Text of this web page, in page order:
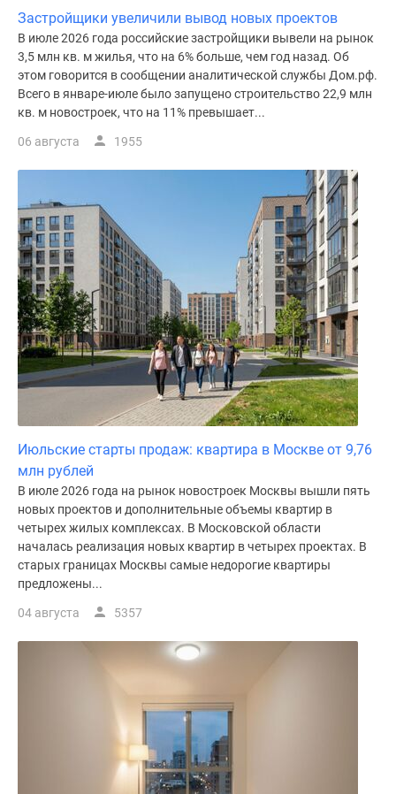
Застройщики увеличили вывод новых проектов
В июле 2026 года российские застройщики вывели на рынок
3,5 млн кв. м жилья, что на 6% больше, чем год назад. Об
этом говорится в сообщении аналитической службы Дом.рф.
Всего в январе-июле было запущено строительство 22,9 млн
кв. м новостроек, что на 11% превышает...
06 августа 1955
Июльские старты продаж: квартира в Москве от 9,76
млн рублей
В июле 2026 года на рынок новостроек Москвы вышли пять
новых проектов и дополнительные объемы квартир в
четырех жилых комплексах. В Московской области
началась реализация новых квартир в четырех проектах. В
старых границах Москвы самые недорогие квартиры
предложены...
04 августа 5357